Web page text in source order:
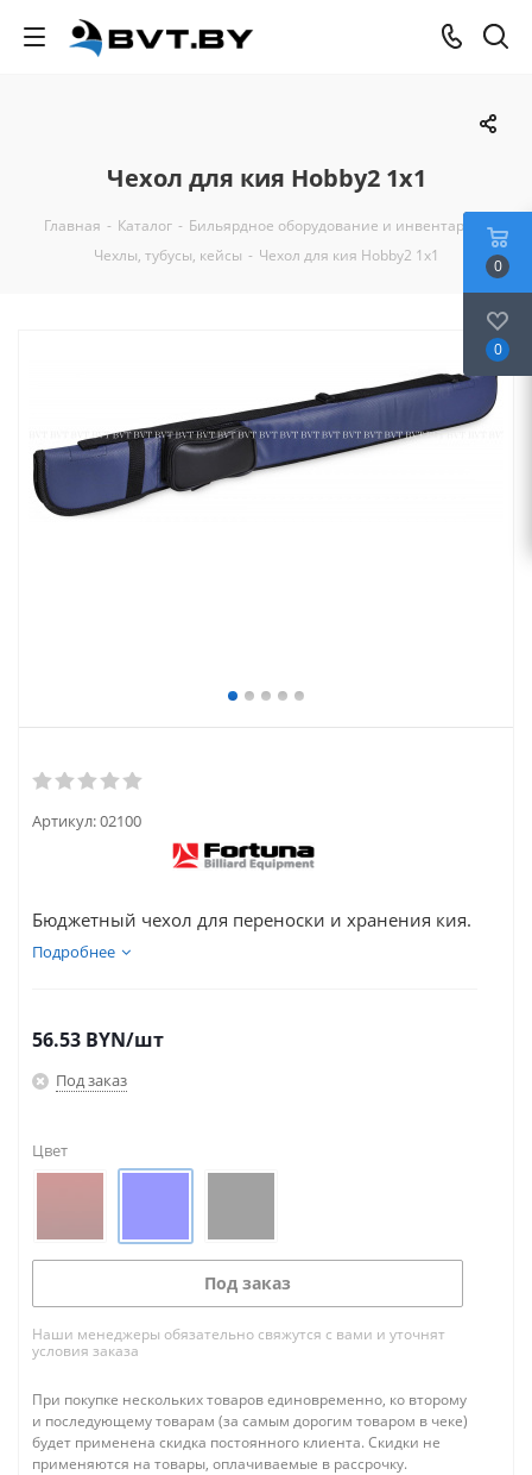
Чехол для кия Hobby2 1x1
Главная - Каталог - Бильярдное оборудование и инвентарь
Чехлы, тубусы, кейсы - Чехол для кия Hobby2 1x1
Артикул:02100
Бюджетный чехол для переноски и хранения кия.
Подробнее
56.53 BYN/шт
Под заказ
Цвет
Под заказ
Наши менеджеры обязательно свяжутся с вами и уточнят
условия заказа
При покупке нескольких товаров единовременно, ко второму
и последующему товарам (за самым дорогим товаром в чеке)
будет применена скидка постоянного клиента. Скидки не
применяются на товары, оплачиваемые в рассрочку.
0
0